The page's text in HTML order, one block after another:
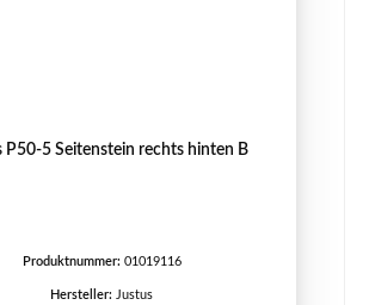
P50-5 Seitenstein rechts hinten B
Produktnummer: 01019116
Hersteller: Justus